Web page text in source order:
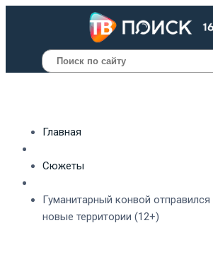
Поиск
Главная
Сюжеты
Гуманитарный конвой
новые территории (12+)